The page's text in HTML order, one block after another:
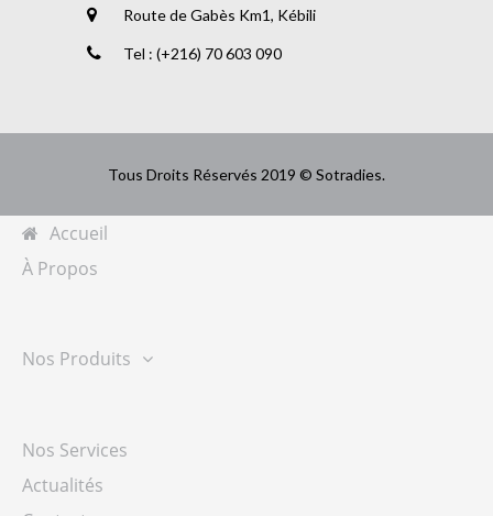
Route de Gabès Km1, Kébili
Tel : (+216) 70 603 090
Tous Droits Réservés 2019 © Sotradies.
Accueil
À Propos
Nos Produits
Nos Services
Actualités